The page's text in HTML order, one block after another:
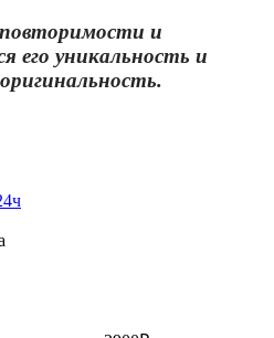
и
его уникальность и